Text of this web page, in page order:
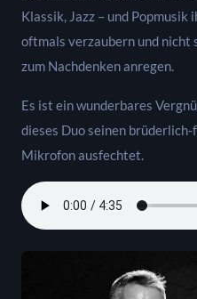
Klassik, Jazz – und
oftmals verzaubern und nicht
zum Nachdenken anregen.
Es ist ein wunderbares
dieses Duo seinen
Mikrofon ausfechtet.